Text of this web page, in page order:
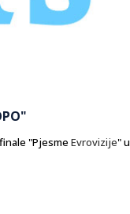
"Pjesme Evrovizije" u